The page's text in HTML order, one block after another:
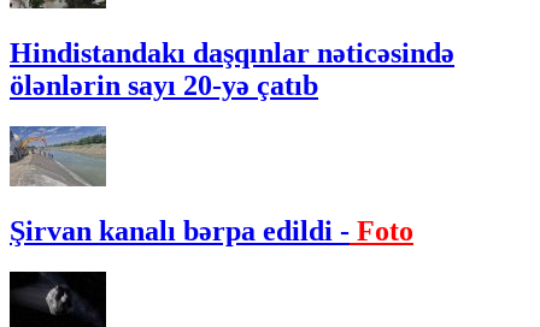
Hindistandakı daşqınlar nəticəsində
ölənlərin sayı 20-yə çatıb
Şirvan kanalı bərpa edildi - Foto